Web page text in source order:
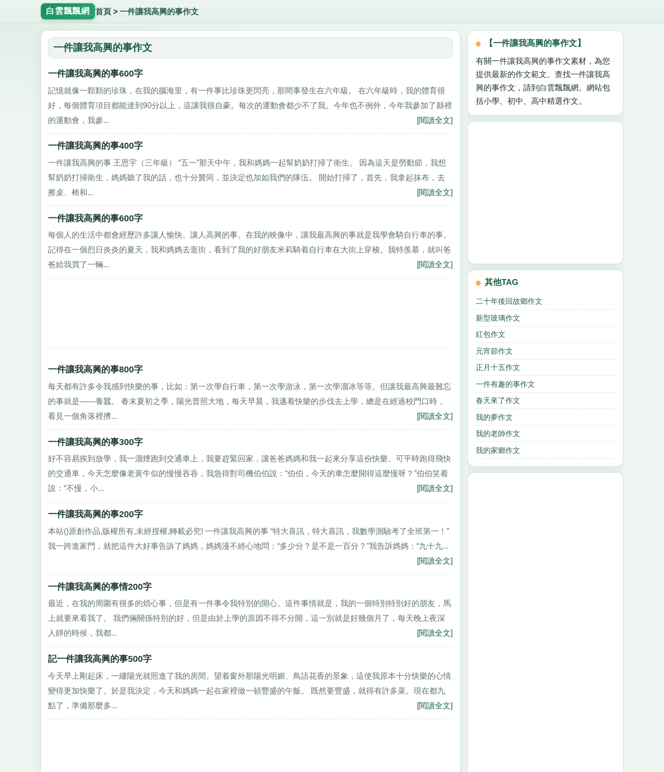
白雲飄飄網 首頁> 一件讓我高興的事作文
一件讓我高興的事作文
一件讓我高興的事600字
記憶就像一顆顆的珍珠，在我的腦海里，有一件事比珍珠更閃亮，那間事發生在六年級。 在六年級時，我的體育很
好，每個體育項目都能達到90分以上，這讓我很自豪。每次的運動會都少不了我。今年也不例外，今年我參加了縣裡
的運動會，我參...
[閱讀全文]
一件讓我高興的事400字
一件讓我高興的事 王思宇（三年級） “五一”那天中午，我和媽媽一起幫奶奶打掃了衛生。 因為這天是勞動節，我想
幫奶奶打掃衛生，媽媽聽了我的話，也十分贊同，並決定也加如我們的隊伍。 開始打掃了，首先，我拿起抹布，去
擦桌、椅和...
[閱讀全文]
一件讓我高興的事600字
每個人的生活中都會經歷許多讓人愉快、讓人高興的事。在我的映像中，讓我最高興的事就是我學會騎自行車的事。
記得在一個烈日炎炎的夏天，我和媽媽去逛街，看到了我的好朋友米莉騎着自行車在大街上穿梭。我特羨慕，就叫爸
爸給我買了一輛...
[閱讀全文]
一件讓我高興的事800字
每天都有許多令我感到快樂的事，比如：第一次學自行車，第一次學游泳，第一次學溜冰等等。但讓我最高興最難忘
的事就是——養蠶。 春末夏初之季，陽光普照大地，每天早晨，我邁着快樂的步伐去上學，總是在經過校門口時，
看見一個角落裡擠...
[閱讀全文]
一件讓我高興的事300字
好不容易挨到放學，我一溜煙跑到交通車上，我要趕緊回家，讓爸爸媽媽和我一起來分享這份快樂。可平時跑得飛快
的交通車，今天怎麼像老黃牛似的慢慢吞吞，我急得對司機伯伯說：“伯伯，今天的車怎麼開得這麼慢呀？”伯伯笑着
說：“不慢，小...
[閱讀全文]
一件讓我高興的事200字
本站()原創作品,版權所有,未經授權,轉載必究! 一件讓我高興的事 “特大喜訊，特大喜訊，我數學測驗考了全班第一！”
我一跨進家門，就把這件大好事告訴了媽媽，媽媽漫不經心地問：“多少分？是不是一百分？”我告訴媽媽：“九十九...
[閱讀全文]
一件讓我高興的事情200字
最近，在我的周圍有很多的煩心事，但是有一件事令我特別的開心。這件事情就是，我的一個特別特別好的朋友，馬
上就要來看我了。 我們倆關係特別的好，但是由於上學的原因不得不分開，這一別就是好幾個月了，每天晚上夜深
人靜的時候，我都...
[閱讀全文]
記一件讓我高興的事500字
今天早上剛起床，一縷陽光就照進了我的房間。望着窗外那陽光明媚、鳥語花香的景象，這使我原本十分快樂的心情
變得更加快樂了。於是我決定，今天和媽媽一起在家裡做一頓豐盛的午飯。 既然要豐盛，就得有許多菜。現在都九
點了，準備那麼多...
[閱讀全文]
【一件讓我高興的事作文】
有關一件讓我高興的事作文素材，為您
提供最新的作文範文。查找一件讓我高
興的事作文，請到白雲飄飄網。網站包
括小學、初中、高中精選作文。
其他TAG
二十年後回故鄉作文
新型玻璃作文
紅包作文
元宵節作文
正月十五作文
一件有趣的事作文
春天來了作文
我的夢作文
我的老師作文
我的家鄉作文